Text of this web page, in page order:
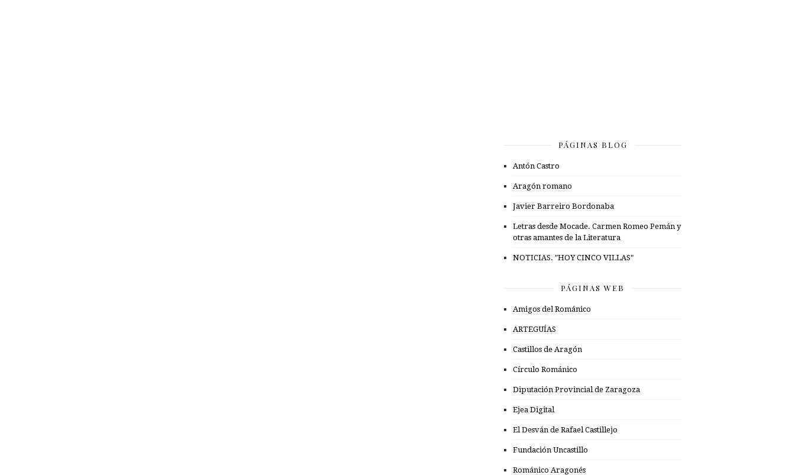
PÁGINAS BLOG
Antón Castro
Aragón romano
Javier Barreiro Bordonaba
Letras desde Mocade. Carmen Romeo Pemán y
otras amantes de la Literatura
NOTICIAS. "HOY CINCO VILLAS"
PÁGINAS WEB
Amigos del Románico
ARTEGUÍAS
Castillos de Aragón
Círculo Románico
Diputación Provincial de Zaragoza
Ejea Digital
El Desván de Rafael Castillejo
Fundación Uncastillo
Románico Aragonés